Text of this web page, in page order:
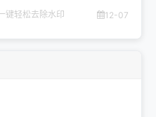
键轻松去除水印 12-07